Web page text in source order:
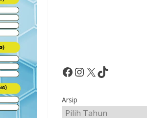
Facebook InstagramX TikTok
Arsip